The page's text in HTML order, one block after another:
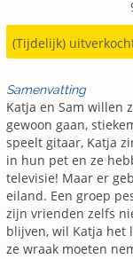
(Tijdelijk)
Samenvatting
Katja en Sam willen
gewoon gaan,
speelt gitaar, Katja
in hun pet en ze
televisie! Maar er
eiland. Een groep
zijn vrienden zelfs
blijven, wil Katja het
ze wraak moeten